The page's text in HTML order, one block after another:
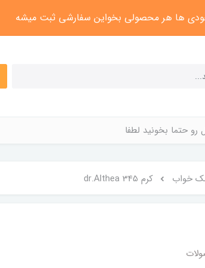
ها هر محصولی بخواین سفارشی ثبت میشه
رو حتما بخونید لطفا
خواب کرم 345 dr.Althea